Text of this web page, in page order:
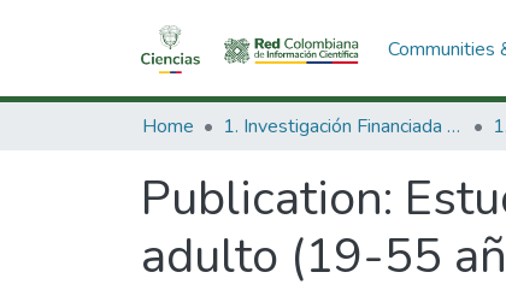
Communities
Home 1. Investigación Financiada con Recursos Públicos
Publication:
adulto (19-55